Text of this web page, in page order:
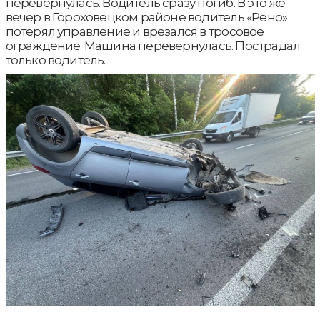
перевернулась. Водитель сразу погиб. В это же
вечер в Гороховецком районе водитель «Рено»
потерял управление и врезался в тросовое
ограждение. Машина перевернулась. Пострадал
только водитель.